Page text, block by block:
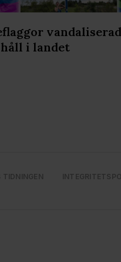
i landet
TIDNINGEN